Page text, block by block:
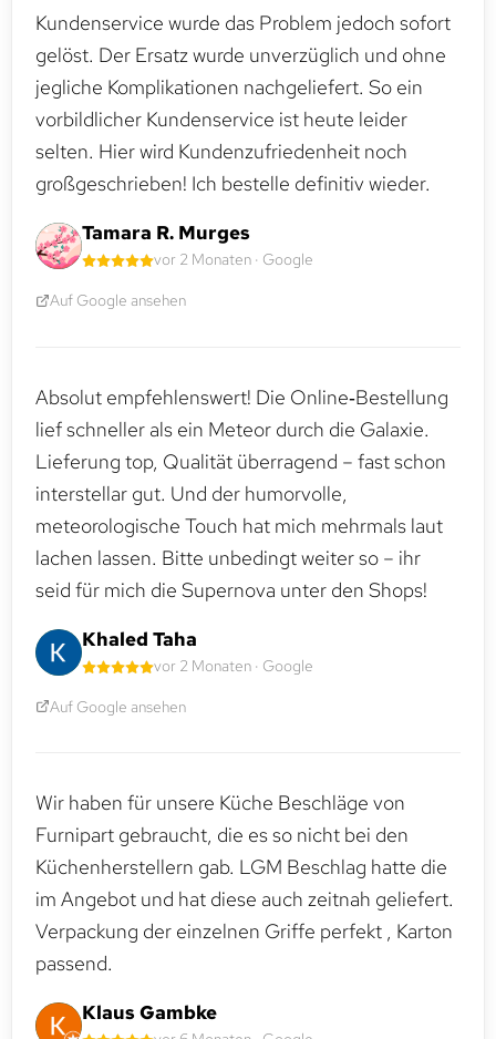
Kundenservice wurde das Problem jedoch sofort
gelöst. Der Ersatz wurde unverzüglich und ohne
jegliche Komplikationen nachgeliefert. So ein
vorbildlicher Kundenservice ist heute leider
selten. Hier wird Kundenzufriedenheit noch
großgeschrieben! Ich bestelle definitiv wieder.
Tamara R. Murges
vor 2 Monaten · Google
Auf Google ansehen
Absolut empfehlenswert! Die Online‑Bestellung
lief schneller als ein Meteor durch die Galaxie.
Lieferung top, Qualität überragend – fast schon
interstellar gut. Und der humorvolle,
meteorologische Touch hat mich mehrmals laut
lachen lassen. Bitte unbedingt weiter so – ihr
seid für mich die Supernova unter den Shops!
Khaled Taha
vor 2 Monaten · Google
Auf Google ansehen
Wir haben für unsere Küche Beschläge von
Furnipart gebraucht, die es so nicht bei den
Küchenherstellern gab. LGM Beschlag hatte die
im Angebot und hat diese auch zeitnah geliefert.
Verpackung der einzelnen Griffe perfekt , Karton
passend.
Klaus Gambke